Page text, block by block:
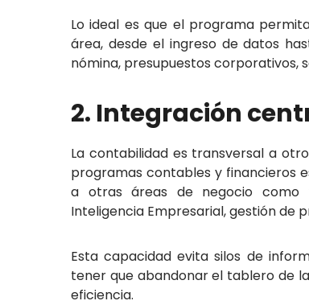
Lo ideal es que el programa
área, desde el ingreso de datos
nómina, presupuestos corporativos,
2. Integración
La contabilidad es transversal a
programas contables y financieros
a otras áreas de negocio como
Inteligencia Empresarial, gestión de
Esta capacidad evita silos de
tener que abandonar el tablero de
eficiencia.